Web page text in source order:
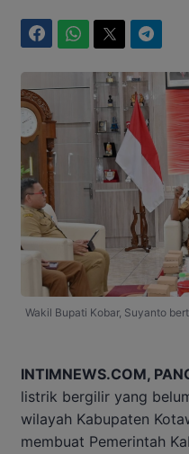
Wakil Bupati Kobar, Suyanto
INTIMNEWS.COM,
listrik bergilir yang
wilayah Kabupaten
membuat Pemerintah